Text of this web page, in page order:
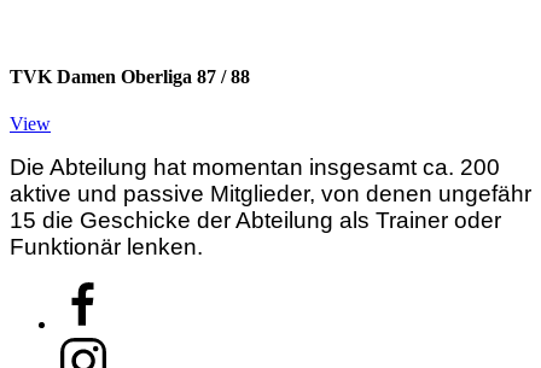
TVK Damen Oberliga 87 / 88
View
Die Abteilung hat momentan insgesamt ca. 200
aktive und passive Mitglieder, von denen ungefähr
15 die Geschicke der Abteilung als Trainer oder
Funktionär lenken.